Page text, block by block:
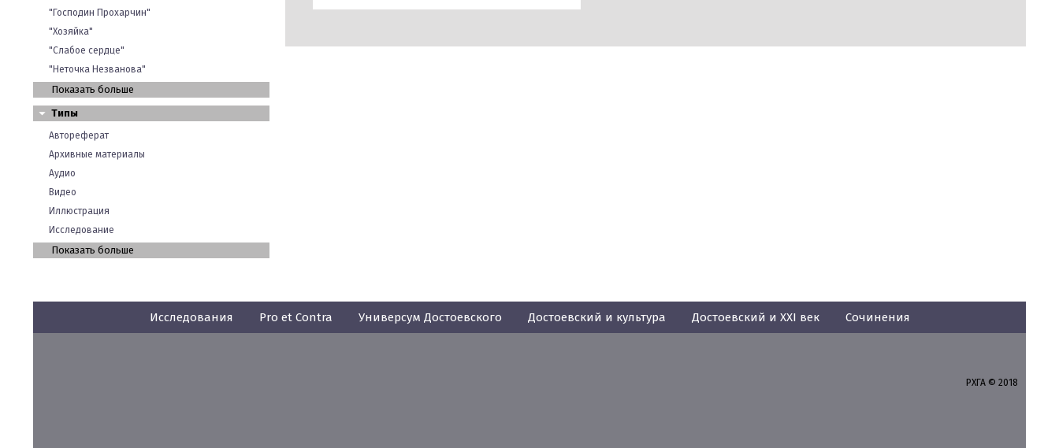
"Господин Прохарчин"
"Хозяйка"
"Слабое сердце"
"Неточка Незванова"
Показать больше
Типы
Автореферат
Архивные материалы
Аудио
Видео
Иллюстрация
Исследование
Показать больше
Исследования Pro et Contra Универсум Достоевского Достоевский и культура Достоевский и XXI век Сочинения
РХГА © 2018